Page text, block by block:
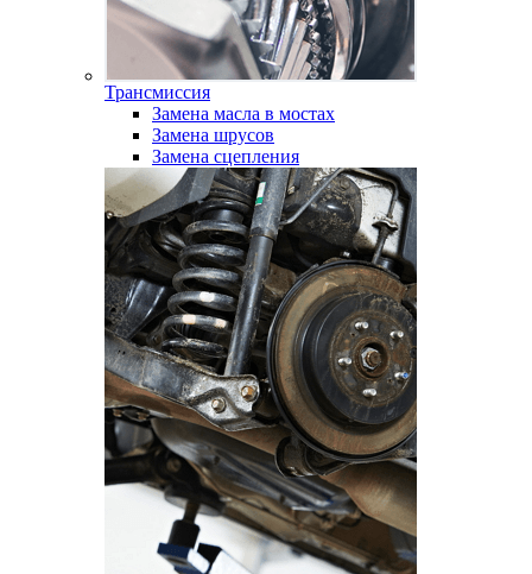
Трансмиссия
Замена масла в мостах
Замена шрусов
Замена сцепления